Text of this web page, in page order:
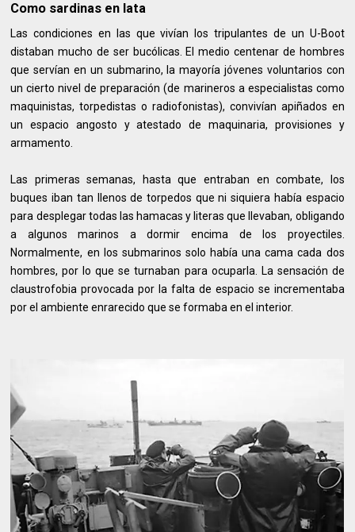
Como sardinas en lata
Las condiciones en las que vivían los tripulantes de un U-Boot
distaban mucho de ser bucólicas. El medio centenar de hombres
que servían en un submarino, la mayoría jóvenes voluntarios con
un cierto nivel de preparación (de marineros a especialistas como
maquinistas, torpedistas o radiofonistas), convivían apiñados en
un espacio angosto y atestado de maquinaria, provisiones y
armamento.
Las primeras semanas, hasta que entraban en combate, los
buques iban tan llenos de torpedos que ni siquiera había espacio
para desplegar todas las hamacas y literas que llevaban, obligando
a algunos marinos a dormir encima de los proyectiles.
Normalmente, en los submarinos solo había una cama cada dos
hombres, por lo que se turnaban para ocuparla. La sensación de
claustrofobia provocada por la falta de espacio se incrementaba
por el ambiente enrarecido que se formaba en el interior.